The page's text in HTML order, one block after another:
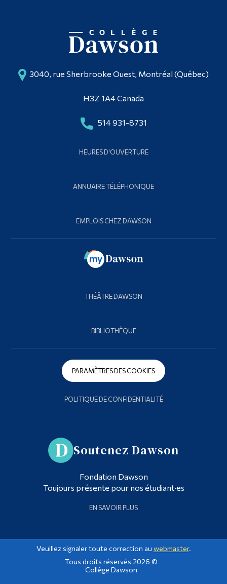
3040, rue Sherbrooke Ouest, Montréal (Québec)
H3Z 1A4 Canada
514 931-8731
HEURES D'OUVERTURE
ANNUAIRE TÉLÉPHONIQUE
EMPLOIS CHEZ DAWSON
THÉÂTRE DAWSON
BIBLIOTHÈQUE
PARAMÈTRES DES COOKIES
POLITIQUE DE CONFIDENTIALITÉ
Soutenez Dawson
Fondation Dawson
Toujours présente pour nos étudiant·es
EN SAVOIR PLUS
Veuillez signaler toute correction au webmaster.
Tous droits réservés 2026 ©
Collège Dawson